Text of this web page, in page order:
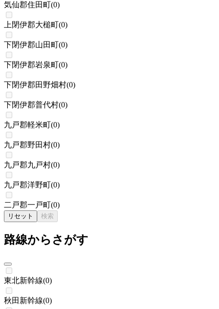
気仙郡住田町(0)
上閉伊郡大槌町(0)
下閉伊郡山田町(0)
下閉伊郡岩泉町(0)
下閉伊郡田野畑村(0)
下閉伊郡普代村(0)
九戸郡軽米町(0)
九戸郡野田村(0)
九戸郡九戸村(0)
九戸郡洋野町(0)
二戸郡一戸町(0)
リセット 検索
路線からさがす
東北新幹線(0)
秋田新幹線(0)